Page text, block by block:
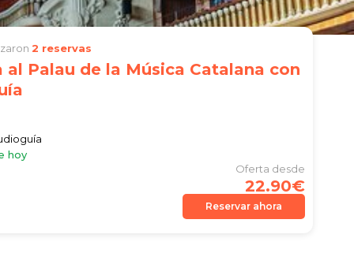
2 reservas
al Palau de la Música Catalana con
hoy
Oferta desde
22.90€
Reservar ahora